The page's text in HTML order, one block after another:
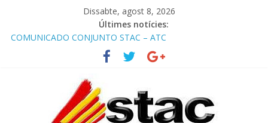
Dissabte, agost 8, 2026
Últimes notícies:
COMUNICADO CONJUNTO STAC – ATC
Comunicado STAC/ ATC de la reunión con los Mossos d
‘Esquadra del aeropuerto de Barcelona.
Programa de Radio TAXI LIBRE 29.07.2026 en COOLTURA FM.
STAC/ATC SOLICITAN TAULA TÈCNICA PARA MEJORAR LA
OPERATIVA DE ENTRADA EN EL PUERTO DE BARCELONA.